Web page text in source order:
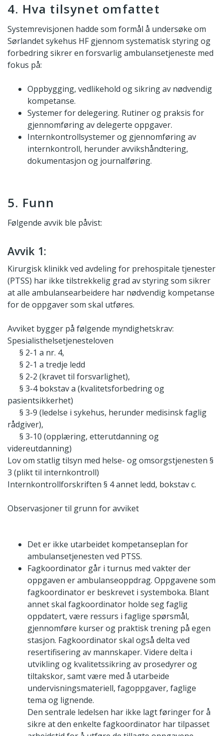
4. Hva tilsynet omfattet
Systemrevisjonen hadde som formål å undersøke om
Sørlandet sykehus HF gjennom systematisk styring og
forbedring sikrer en forsvarlig ambulansetjeneste med
fokus på:
Oppbygging, vedlikehold og sikring av nødvendig
kompetanse.
Systemer for delegering. Rutiner og praksis for
gjennomføring av delegerte oppgaver.
Internkontrollsystemer og gjennomføring av
internkontroll, herunder avvikshåndtering,
dokumentasjon og journalføring.
5. Funn
Følgende avvik ble påvist:
Avvik 1:
Kirurgisk klinikk ved avdeling for prehospitale tjenester
(PTSS) har ikke tilstrekkelig grad av styring som sikrer
at alle ambulansearbeidere har nødvendig kompetanse
for de oppgaver som skal utføres.
Avviket bygger på følgende myndighetskrav:
Spesialisthelsetjenesteloven
§ 2-1 a nr. 4,
§ 2-1 a tredje ledd
§ 2-2 (kravet til forsvarlighet),
§ 3-4 bokstav a (kvalitetsforbedring og
pasientsikkerhet)
§ 3-9 (ledelse i sykehus, herunder medisinsk faglig
rådgiver),
§ 3-10 (opplæring, etterutdanning og
videreutdanning)
Lov om statlig tilsyn med helse- og omsorgstjenesten §
3 (plikt til internkontroll)
Internkontrollforskriften § 4 annet ledd, bokstav c.
Observasjoner til grunn for avviket
Det er ikke utarbeidet kompetanseplan for
ambulansetjenesten ved PTSS.
Fagkoordinator går i turnus med vakter der
oppgaven er ambulanseoppdrag. Oppgavene som
fagkoordinator er beskrevet i systemboka. Blant
annet skal fagkoordinator holde seg faglig
oppdatert, være ressurs i faglige spørsmål,
gjennomføre kurser og praktisk trening på egen
stasjon. Fagkoordinator skal også delta ved
resertifisering av mannskaper. Videre delta i
utvikling og kvalitetssikring av prosedyrer og
tiltakskor, samt være med å utarbeide
undervisningsmateriell, fagoppgaver, faglige
tema og lignende.
Den sentrale ledelsen har ikke lagt føringer for å
sikre at den enkelte fagkoordinator har tilpasset